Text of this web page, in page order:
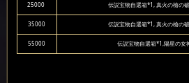
25000 伝説宝物自選箱*1, 真火の槍の
35000 伝説宝物自選箱*1, 真火の槍の
55000 伝説宝物自選箱*1,陽星の